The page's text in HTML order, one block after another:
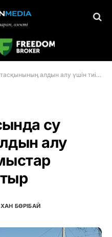
алу үшін тиісті жұмыстар атқарылып жатыр
су
алу
БӨРІБАЙ